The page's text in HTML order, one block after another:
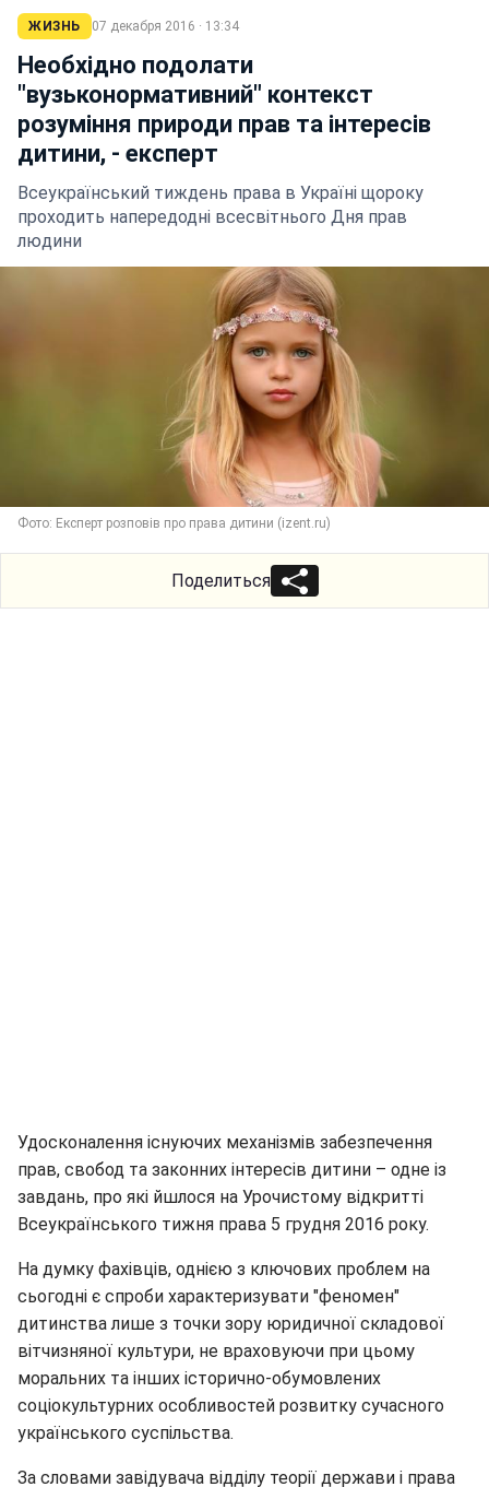
ЖИЗНЬ 07 декабря 2016 · 13:34
Необхідно подолати
"вузьконормативний" контекст
розуміння природи прав та інтересів
дитини, - експерт
Всеукраїнський тиждень права в Україні щороку
проходить напередодні всесвітнього Дня прав
людини
Фото: Експерт розповів про права дитини (izent.ru)
Поделиться
Удосконалення існуючих механізмів забезпечення
прав, свобод та законних інтересів дитини – одне із
завдань, про які йшлося на Урочистому відкритті
Всеукраїнського тижня права 5 грудня 2016 року.
На думку фахівців, однією з ключових проблем на
сьогодні є спроби характеризувати "феномен"
дитинства лише з точки зору юридичної складової
вітчизняної культури, не враховуючи при цьому
моральних та інших історично-обумовлених
соціокультурних особливостей розвитку сучасного
українського суспільства.
За словами завідувача відділу теорії держави і права